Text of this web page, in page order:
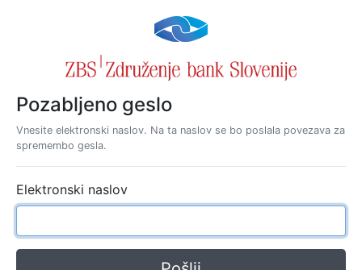
Pozabljeno geslo
Vnesite elektronski naslov. Na ta naslov se bo poslala povezava za
spremembo gesla.
Elektronski naslov